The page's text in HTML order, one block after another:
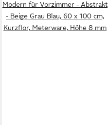
Modern für Vorzimmer - Abstrakt
- Beige Grau Blau, 60 x 100 cm,
Kurzflor, Meterware, Höhe 8 mm